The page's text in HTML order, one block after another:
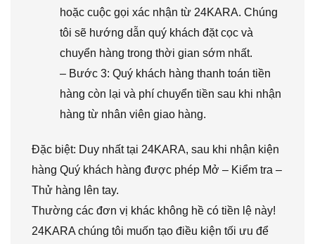
hoặc cuộc gọi xác nhận từ 24KARA. Chúng
tôi sẽ hướng dẫn quý khách đặt cọc và
chuyển hàng trong thời gian sớm nhất.
– Bước 3: Quý khách hàng thanh toán tiền
hàng còn lại và phí chuyển tiền sau khi nhận
hàng từ nhân viên giao hàng.
Đặc biệt: Duy nhất tại 24KARA, sau khi nhận kiện
hàng Quý khách hàng được phép Mở – Kiểm tra –
Thử hàng lên tay.
Thường các đơn vị khác không hề có tiền lệ này!
24KARA chúng tôi muốn tạo điều kiện tối ưu để